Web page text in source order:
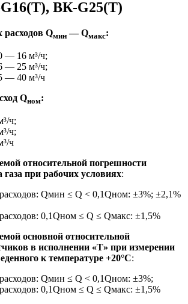
ВК-G25(T)
расходов Qмин — Qмакс:
— 16 м³/ч;
— 25 м³/ч;
— 40 м³/ч
Qном:
ч;
ч;
ч
относительной погрешности
газа при рабочих условиях:
Qмин ≤ Q < 0,1Qном: ±3%; ±2,1%
0,1Qном ≤ Q ≤ Qмакс: ±1,5%
основной относительной
в исполнении «Т» при измерении
к температуре +20°С:
Qмин ≤ Q < 0,1Qном: ±3%;
0,1Qном ≤ Q ≤ Qмакс: ±1,5%